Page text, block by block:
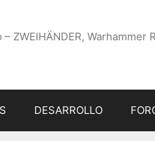
– ZWEIHÄNDER, Warhammer
DESARROLLO